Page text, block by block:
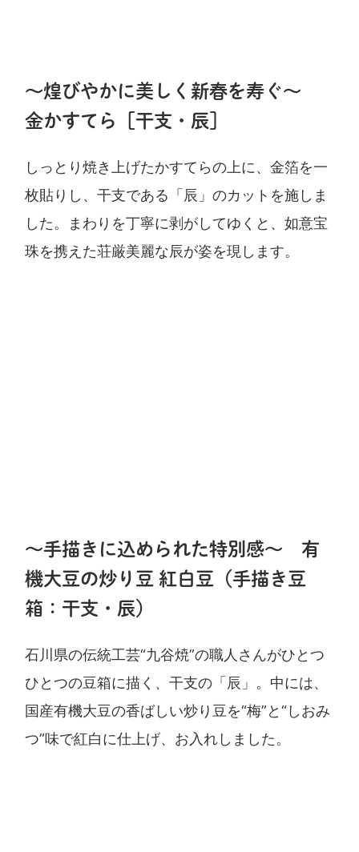
～煌びやかに美しく新春を寿ぐ～
金かすてら［干支・辰］
しっとり焼き上げたかすてらの上に、金箔を一
枚貼りし、干支である「辰」のカットを施しま
した。まわりを丁寧に剥がしてゆくと、如意宝
珠を携えた荘厳美麗な辰が姿を現します。
～手描きに込められた特別感～ 有
機大豆の炒り豆 紅白豆（手描き豆
箱：干支・辰）
石川県の伝統工芸“九谷焼”の職人さんがひとつ
ひとつの豆箱に描く、干支の「辰」。中には、
国産有機大豆の香ばしい炒り豆を“梅”と“しおみ
つ”味で紅白に仕上げ、お入れしました。